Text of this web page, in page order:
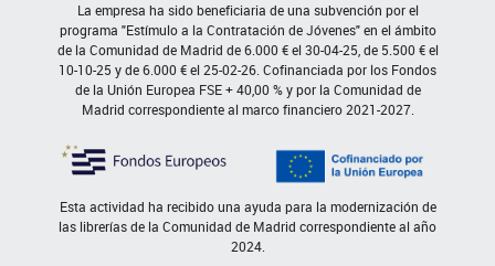
La empresa ha sido beneficiaria de una subvención por el
programa "Estímulo a la Contratación de Jóvenes" en el ámbito
de la Comunidad de Madrid de 6.000 € el 30-04-25, de 5.500 € el
10-10-25 y de 6.000 € el 25-02-26. Cofinanciada por los Fondos
de la Unión Europea FSE + 40,00 % y por la Comunidad de
Madrid correspondiente al marco financiero 2021-2027.
Esta actividad ha recibido una ayuda para la modernización de
las librerías de la Comunidad de Madrid correspondiente al año
2024.